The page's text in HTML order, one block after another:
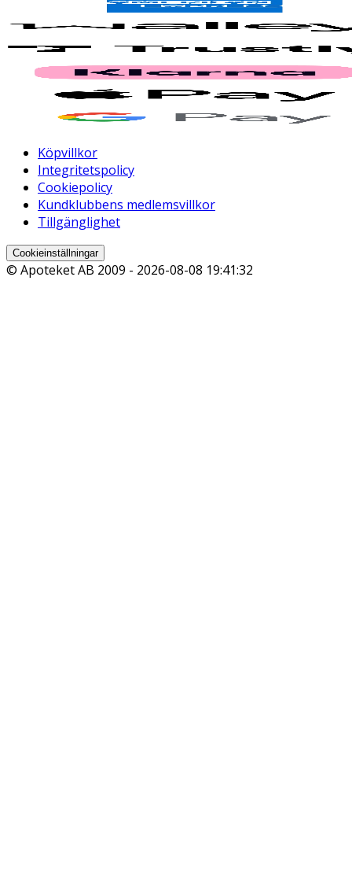
Köpvillkor
Integritetspolicy
Cookiepolicy
Kundklubbens medlemsvillkor
Tillgänglighet
Cookieinställningar
© Apoteket AB 2009 - 2026-08-08 19:41:32